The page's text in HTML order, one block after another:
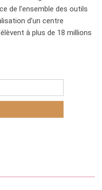
de l’ensemble des outils
d’un centre
à plus de 18 millions